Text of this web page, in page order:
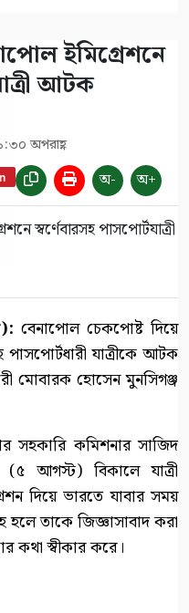
ইমিগ্রেশনে
আটক
অপরাহ্ণ
অ- অ+
বেনাপোল চেকপোষ্ট দিয়ে
পাসপোর্টধারী যাত্রীকে আটক
মোবারক হোসেন মুনসিগঞ্জ
সহকারি কমিশনার সাজিদ
আগস্ট) বিকালে যাত্রী
দিয়ে ভারতে যাবার সময়
হলে তাকে জিজ্ঞাসাবাদ করা
কথা স্বীকার করে।